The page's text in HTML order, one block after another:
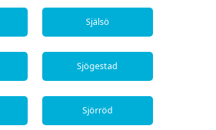
Själsö
Sjögestad
Sjörröd